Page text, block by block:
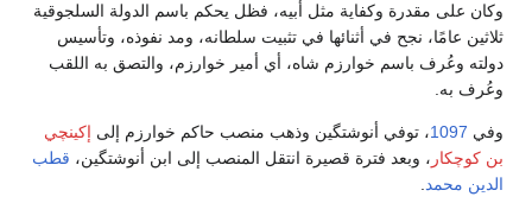
وكان على مقدرة وكفاية مثل أبيه، فظل يحكم باسم الدولة السلجوقية
ثلاثين عامًا، نجح في أثنائها في تثبيت سلطانه، ومد نفوذه، وتأسيس
دولته وعُرف باسم خوارزم شاه، أي أمير خوارزم، والتصق به اللقب
وعُرف به.
وفي 1097، توفي أنوشتگين وذهب منصب حاكم خوارزم إلى إكينچي
بن كوچكار ، وبعد فترة قصيرة انتقل المنصب إلى ابن أنوشتگين، قطب
الدين محمد